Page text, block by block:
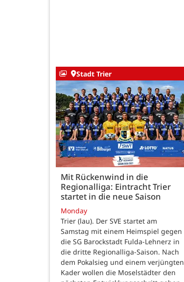
Stadt Trier
Mit Rückenwind in die
Regionalliga: Eintracht Trier
startet in die neue Saison
Monday
Trier (lau). Der SVE startet am
Samstag mit einem Heimspiel gegen
die SG Barockstadt Fulda-Lehnerz in
die dritte Regionalliga-Saison. Nach
dem Pokalsieg und einem verjüngten
Kader wollen die Moselstädter den